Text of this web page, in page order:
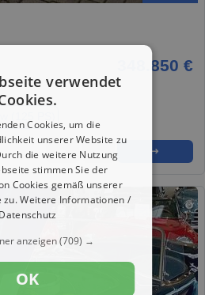
348.850 €
★ ➦ ➜
verwendet
Cookies, um die
unserer Website zu
die weitere Nutzung
stimmen Sie der
Cookies gemäß unserer
zu.Weitere Informationen /
Datenschutz
anzeigen(709) →
OK